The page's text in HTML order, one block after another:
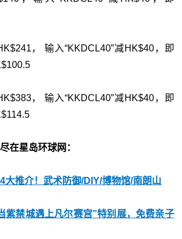
， 输入“KKDCL40”减HK$40，即
， 输入“KKDCL40”减HK$40，即
在星岛环球网：
大推介！武术防御/DIY/博物馆/南朗山
紫禁城遇上凡尔赛宫”特别展，免费亲子